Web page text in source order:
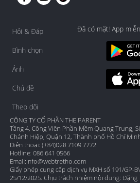
Hỏi & Đáp
Bình chọn
Ảnh
Chủ đề
Theo dõi
Đã có mặt! App
CÔNG TY CỔ PHẦN THE PARENT
Tầng 4, Công Viên Phần Mềm Quang Trung,
Chánh Hiệp, Quận 12, Thành phố Hồ Chí
Điện thoại: (+84)028 7109 7772
Hotline: 086 641 0566
Email:info@webtretho.com
Giấy phép cung cấp dịch vụ MXH số 191/GP-
25/12/2025. Chịu trách nhiệm nội dung: Đặng